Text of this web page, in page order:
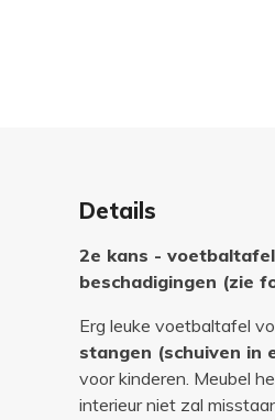
Details
2e kans -
beschadigingen (zie
Erg leuke voetbaltafel
stangen (schuiven in
voor kinderen. Meubel
interieur niet zal